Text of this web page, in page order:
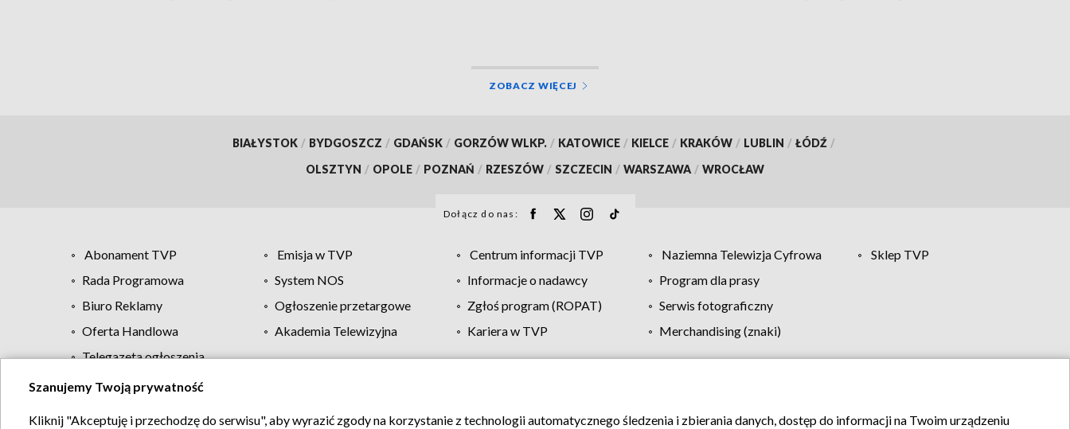
ZOBACZ WIĘCEJ
BIAŁYSTOK / BYDGOSZCZ / GDAŃSK / GORZÓW WLKP. / KATOWICE / KIELCE / KRAKÓW / LUBLIN / ŁÓDŹ /
OLSZTYN / OPOLE / POZNAŃ / RZESZÓW / SZCZECIN / WARSZAWA / WROCŁAW
Dołącz do nas:
Abonament TVP Emisja w TVP Centrum informacji TVP Naziemna Telewizja Cyfrowa
Sklep TVP
Rada Programowa
System NOS Informacje o nadawcy
Program dla prasy
Biuro Reklamy
Ogłoszenie przetargowe Zgłoś program (ROPAT)
Serwis fotograficzny
Oferta Handlowa
Akademia Telewizyjna Kariera w TVP
Merchandising (znaki)
Telegazeta ogłoszenia
Regulamin TVP Polityka prywatności Moje zgody Pomoc Biuro reklamy Kontakt
Szanujemy Twoją prywatność
Kliknij "Akceptuję i przechodzę do serwisu", aby wyrazić zgody na korzystanie z technologii automatycznego śledzenia i zbierania danych, dostęp do informacji na Twoim urządzeniu